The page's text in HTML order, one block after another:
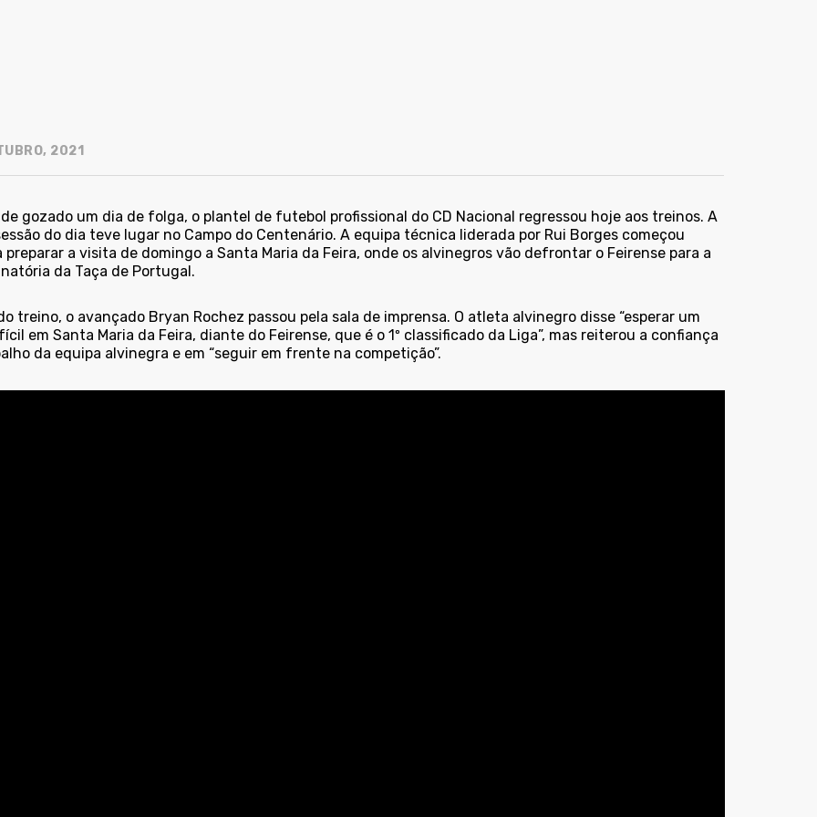
2021
de gozado um dia de folga, o plantel de futebol profissional do CD Nacional regressou hoje aos treinos. A
do dia teve lugar no Campo do Centenário. A equipa técnica liderada por Rui Borges começou
preparar a visita de domingo a Santa Maria da Feira, onde os alvinegros vão defrontar o Feirense para a
da Taça de Portugal.
treino, o avançado Bryan Rochez passou pela sala de imprensa. O atleta alvinegro disse “esperar um
em Santa Maria da Feira, diante do Feirense, que é o 1º classificado da Liga”, mas reiterou a confiança
da equipa alvinegra e em “seguir em frente na competição”.